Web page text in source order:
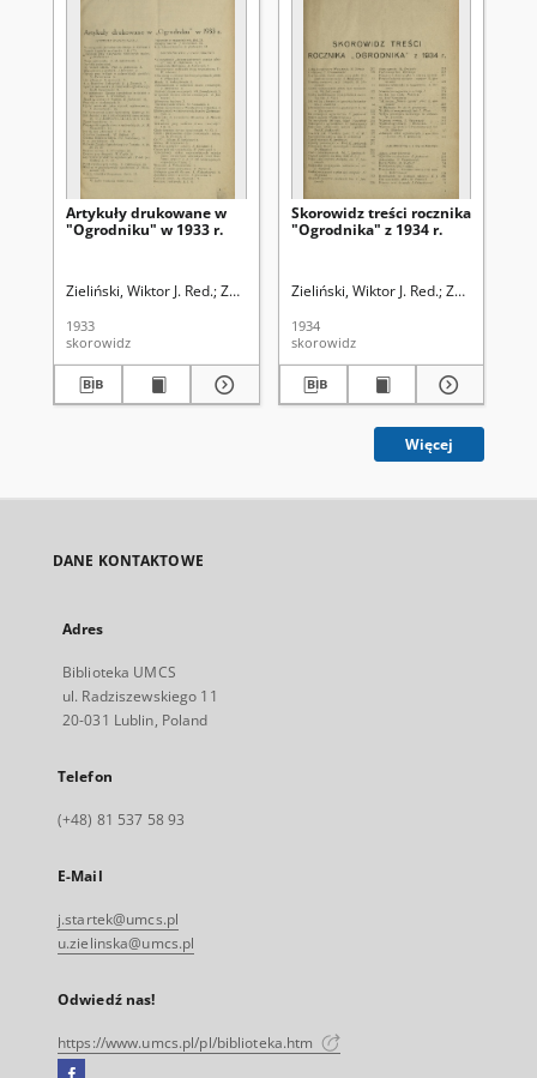
Artykuły drukowane w
"Ogrodniku" w 1933 r.
Zieliński, Wiktor J. Red. Związek Polskich Zrzeszeń Ogrodniczych
1933
skorowidz
Skorowidz treści rocznika
"Ogrodnika" z 1934 r.
Zieliński, Wiktor J. Red. Związek
1934
skorowidz
Więcej
DANE KONTAKTOWE
Adres
Biblioteka UMCS
ul. Radziszewskiego 11
20-031 Lublin, Poland
Telefon
(+48) 81 537 58 93
E-Mail
j.startek@umcs.pl
u.zielinska@umcs.pl
Odwiedź nas!
https://www.umcs.pl/pl/biblioteka.htm
Facebook